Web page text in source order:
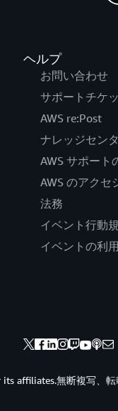
ヘルプ
お問い合わせ
サポートチケ
AWS re:Post
ナレッジセン
AWS サポート
AWS のアクセ
法務
イベント行動
イベントの利
affiliates.無断複写、